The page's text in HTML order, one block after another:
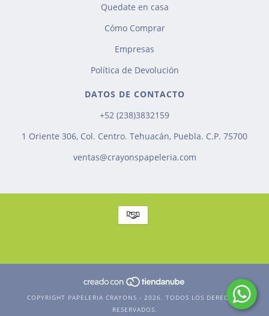
Quedate en casa
Cómo Comprar
Empresas
Política de Devolución
DATOS DE CONTACTO
+52 (238)3832159
1 Oriente 306, Col. Centro. Tehuacán, Puebla. C.P. 75700
ventas@crayonspapeleria.com
COPYRIGHT PAPELERIA CRAYONS - 2026. TODOS LOS DERECHOS
RESERVADOS.